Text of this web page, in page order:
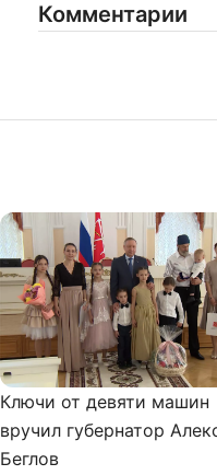
Комментарии
Ключи от девяти машин
вручил губернатор
Беглов